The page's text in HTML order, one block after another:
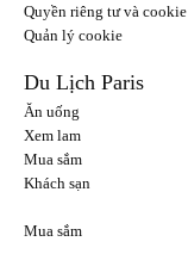
Quyền riêng tư và cookie
Quản lý cookie
Du Lịch Paris
Ăn uống
Xem lam
Mua sắm
Khách sạn
Mua sắm